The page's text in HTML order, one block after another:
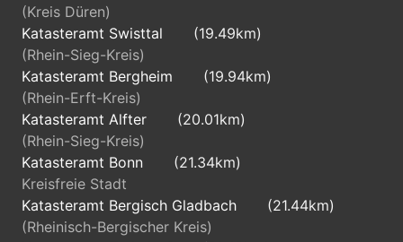
(Kreis Düren)
Katasteramt Swisttal
(19.49km)
(Rhein-Sieg-Kreis)
Katasteramt Bergheim
(19.94km)
(Rhein-Erft-Kreis)
Katasteramt Alfter
(20.01km)
(Rhein-Sieg-Kreis)
Katasteramt Bonn
(21.34km)
Kreisfreie Stadt
Katasteramt Bergisch Gladbach
(21.44km)
(Rheinisch-Bergischer Kreis)